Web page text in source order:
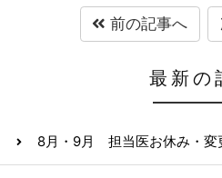
前の記事へ
最新の
8月・9月 担当医お休み・変